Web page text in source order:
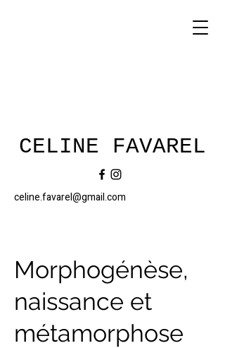
CELINE FAVAREL
celine.favarel@gmail.com
Morphogénèse,
naissance et
métamorphose